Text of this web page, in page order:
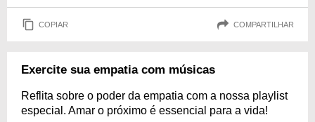
COPIAR COMPARTILHAR
Exercite sua empatia com músicas
Reflita sobre o poder da empatia com a nossa playlist
especial. Amar o próximo é essencial para a vida!